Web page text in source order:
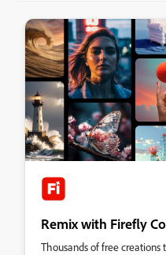
Remix with Firefly
Thousands of free